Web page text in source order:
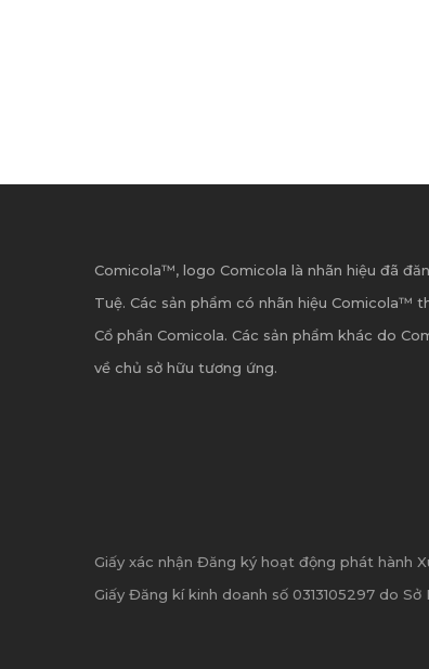
Comicola™, logo Comicola là nhãn hiệu đã
Tuệ. Các sản phẩm có nhãn hiệu Comicola™
Cổ phần Comicola. Các sản phẩm khác do
về chủ sở hữu tương ứng.
Giấy xác nhận Đăng ký hoạt động phát hành
Giấy Đăng kí kinh doanh số 0313105297 do